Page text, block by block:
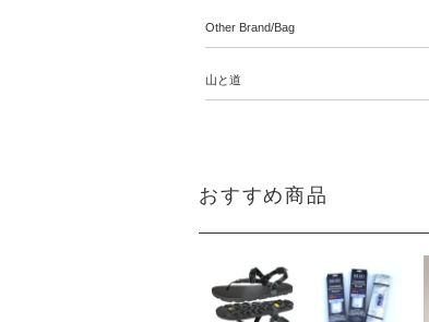
Other Brand/Bag
山と道
おすすめ商品